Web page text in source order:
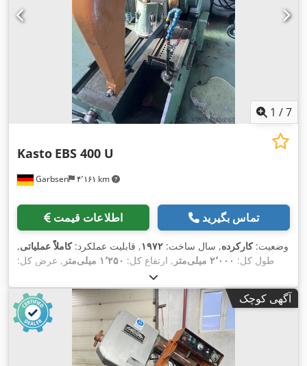
1 /7
Garbsen ۴٬۱۶۱ km
Kasto EBS 400 U
اطلاعات قیمت تماس بگیرید
وضعیت:کارکرده, سال ساخت: ۱۹۷۲, قابلیت عملکرد:کاملاً عملیاتی,
طول کل: ۲٬۰۰۰ میلی‌متر , ارتفاع کل: ۱٬۲۵۰ میلی‌متر
, عرض کل:
, طول تیغه اره:۶۵۰ میلی‌متر
گرد در زاویه ۹۰ درجه:
۴۰۰ میلی‌متر , ولتاژ ورودی: ۴۰۰ V, نوع جریان
ورودی:سه فاز, قطر برش: , آگهی کوچک